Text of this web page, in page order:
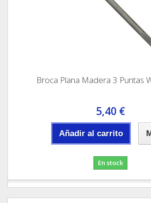
Broca Plana Madera 3 Puntas
5,40 €
Añadir al carrito
En stock